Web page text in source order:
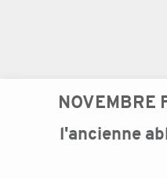
NOVEMBRE
l'ancienne